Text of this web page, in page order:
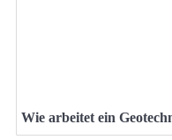
Wie arbeitet ein